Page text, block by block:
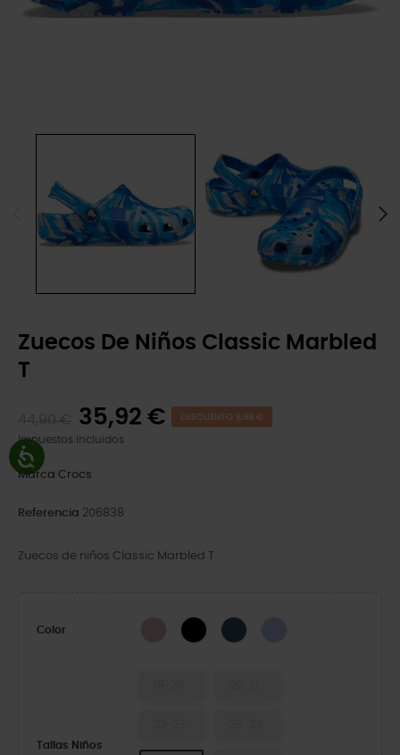
Zuecos De Niños Classic Marbled
T
35,92 € DESCUENTO 8,98 €
Impuestos incluidos
Marca Crocs
Referencia 206838
Zuecos de niños Classic Marbled T
Color Quartz/MultiBlack/WhiteNavy/Multi
Tallas Niños